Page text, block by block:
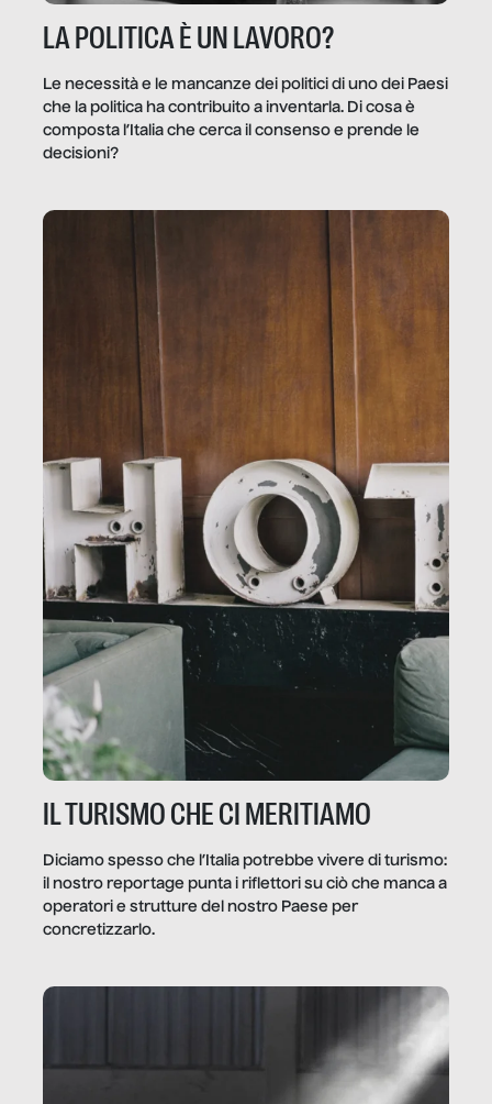
LA POLITICA È UN LAVORO?
Le necessità e le mancanze dei politici di uno dei Paesi
che la politica ha contribuito a inventarla. Di cosa è
composta l’Italia che cerca il consenso e prende le
decisioni?
IL TURISMO CHE CI MERITIAMO
Diciamo spesso che l’Italia potrebbe vivere di turismo:
il nostro reportage punta i riflettori su ciò che manca a
operatori e strutture del nostro Paese per
concretizzarlo.